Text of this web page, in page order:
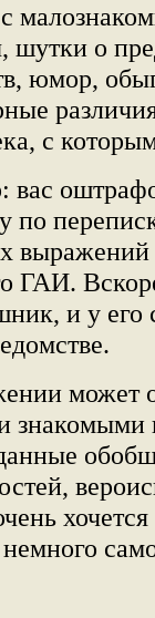
о
юмор,
с
по
выражений
ГАИ.
и у его
может
знакомыми